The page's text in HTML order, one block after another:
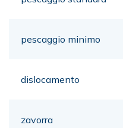
pescaggio minimo
dislocamento
zavorra